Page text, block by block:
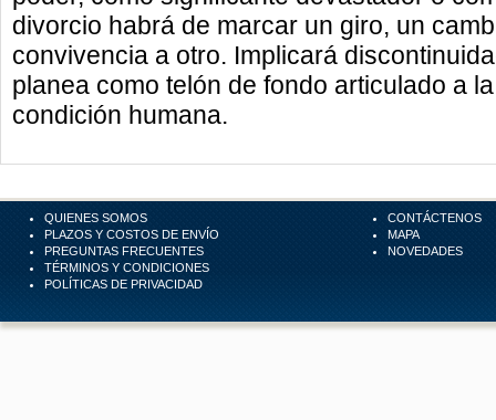
divorcio habrá de marcar un giro, un
convivencia a otro. Implicará
planea como telón de fondo articulado a
condición humana.
QUIENES SOMOS
PLAZOS Y COSTOS DE ENVÍO
PREGUNTAS FRECUENTES
TÉRMINOS Y CONDICIONES
POLÍTICAS DE PRIVACIDAD
CONTÁCTENOS
MAPA
NOVEDADES